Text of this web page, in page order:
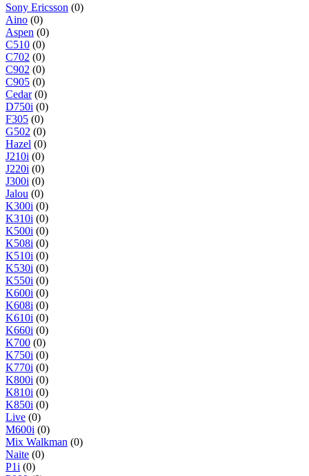
Sony Ericsson (0)
Aino (0)
Aspen (0)
C510 (0)
C702 (0)
C902 (0)
C905 (0)
Cedar(0)
D750i (0)
F305 (0)
G502 (0)
Hazel (0)
J210i (0)
J220i (0)
J300i (0)
Jalou (0)
K300i (0)
K310i (0)
K500i (0)
K508i (0)
K510i (0)
K530i (0)
K550i (0)
K600i (0)
K608i (0)
K610i (0)
K660i (0)
K700 (0)
K750i (0)
K770i (0)
K800i (0)
K810i (0)
K850i (0)
Live (0)
M600i (0)
Mix Walkman (0)
Naite (0)
P1i (0)